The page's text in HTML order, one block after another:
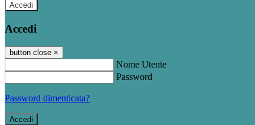
Accedi
Accedi
button close ×
Nome Utente
Password
Password dimenticata?